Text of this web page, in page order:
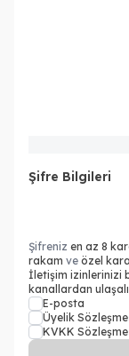
Şifre Bilgileri
Şifreniz en az 8
rakam ve özel
İletişim izinlerinizi
kanallardan
E-posta
Üyelik
KVKK